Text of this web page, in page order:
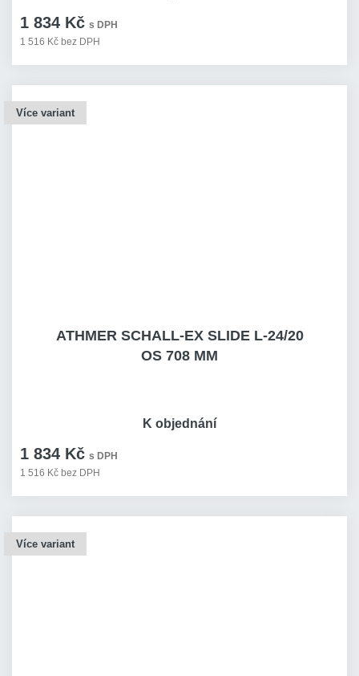
1 834 Kč s DPH
1 516 Kč bez DPH
Více variant
ATHMER SCHALL-EX SLIDE L-24/20
OS 708 MM
1 834 Kč s DPH
1 516 Kč bez DPH
K objednání
Více variant